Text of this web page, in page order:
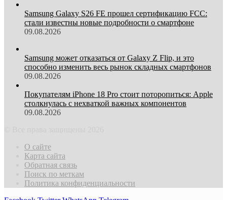
Samsung Galaxy S26 FE прошел сертификацию FCC:
стали известны новые подробности о смартфоне
09.08.2026
Samsung может отказаться от Galaxy Z Flip, и это
способно изменить весь рынок складных смартфонов
09.08.2026
Покупателям iPhone 18 Pro стоит поторопиться: Apple
столкнулась с нехваткой важных компонентов
09.08.2026
О сайте
Карта сайта
Обратная связь
Поиск по меткам
Политика конфиденциальности